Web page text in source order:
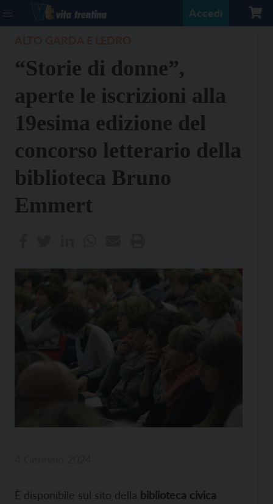
Accedi
“Storie di donne”,
aperte le iscrizioni alla
19esima edizione del
concorso letterario della
biblioteca Bruno
Emmert
È disponibile sul sito della biblioteca civica